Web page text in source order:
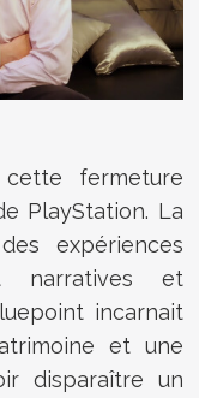
cette fermeture
PlayStation. La
expériences
narratives et
incarnait
et une
disparaître un